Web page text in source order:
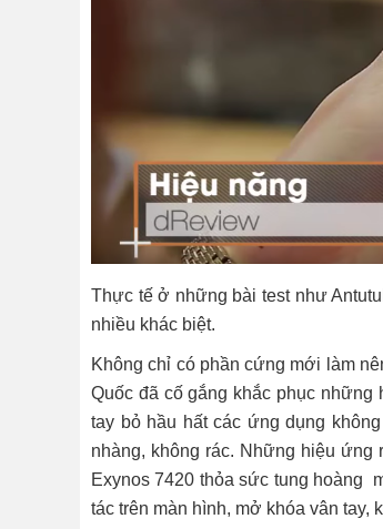
Thực tế ở những bài test như
nhiều khác biệt.
Không chỉ có phần cứng mới làm
Quốc đã cố gắng khắc phục
tay bỏ hầu hất các ứng dụng
nhàng, không rác. Những hiệu
Exynos 7420 thỏa sức tung hoàng
tác trên màn hình, mở khóa vân tay,